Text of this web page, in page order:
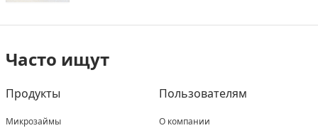
Часто ищут
Продукты
Микрозаймы
Пользователям
О компании